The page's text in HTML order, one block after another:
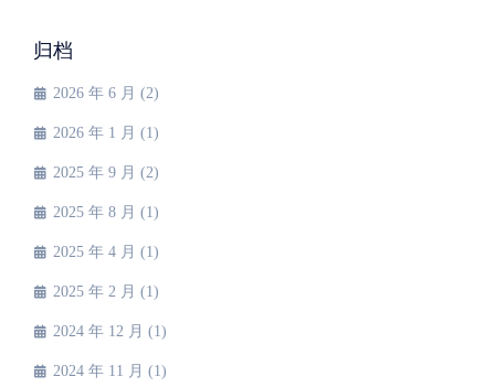
归档
2026 年 6 月 (2)
2026 年 1 月 (1)
2025 年 9 月 (2)
2025 年 8 月 (1)
2025 年 4 月 (1)
2025 年 2 月 (1)
2024 年 12 月 (1)
2024 年 11 月 (1)